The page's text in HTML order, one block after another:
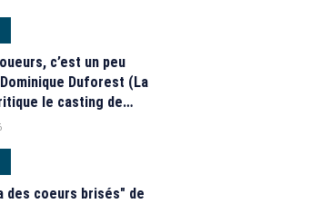
c’est un peu
Duforest (La
le casting de
2026
des coeurs brisés" de